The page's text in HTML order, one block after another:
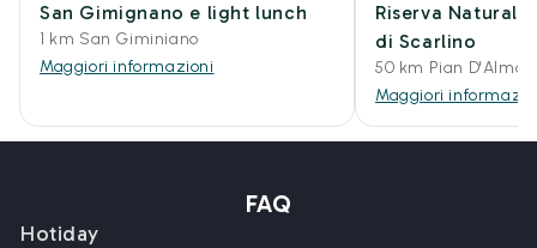
San Gimignano e light lunch
1 km San Giminiano
Maggiori informazioni
Riserva
di Scarlino
50 km Pian D'Alma
Maggiori
FAQ
Hotiday